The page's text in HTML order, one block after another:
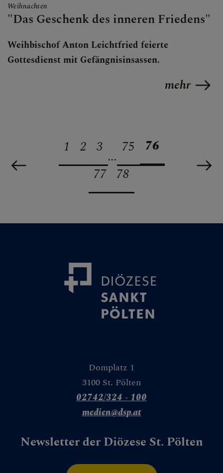
Weihnachten
"Das Geschenk des inneren Friedens"
Weihbischof Anton Leichtfried feierte
Gottesdienst mit Gefängnisinsassen.
mehr
1 2 3
...
75
76
77 78
Domplatz 1
3100 St. Pölten
02742/324 - 100
medien@dsp.at
Newsletter der Diözese St. Pölten